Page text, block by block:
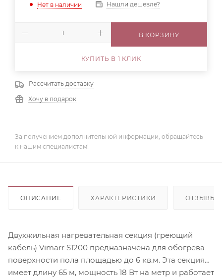
Нет в наличии
Нашли дешевле?
В КОРЗИНУ
КУПИТЬ В 1 КЛИК
Рассчитать доставку
Хочу в подарок
За получением дополнительной информации, обращайтесь
к нашим специалистам!
ОПИСАНИЕ ХАРАКТЕРИСТИКИ ОТЗЫВЫ
Двухжильная нагревательная секция (греющий
кабель) Vimarr S1200 предназначена для обогрева
поверхности пола площадью до 6 кв.м. Эта секция
имеет длину 65 м, мощность 18 Вт на метр и работает